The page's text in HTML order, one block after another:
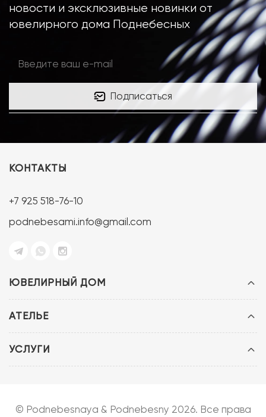
новости и эксклюзивные новинки от
ювелирного дома Поднебесных
Подписаться
ЮВЕЛИРНЫЙ ДОМ
АТЕЛЬЕ
УСЛУГИ
КОНТАКТЫ
+7 925 518-76-10
podnebesami.info@gmail.com
© Podnebesnaya & Podnebesny 2026. Все права